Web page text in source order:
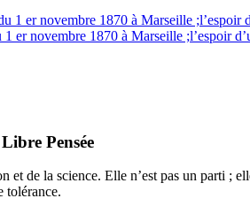
1 er novembre 1870 à Marseille ;l’espoir
er novembre 1870 à Marseille ;l’espoir
Pensée
et de la science. Elle n’est pas un parti ;
tolérance.